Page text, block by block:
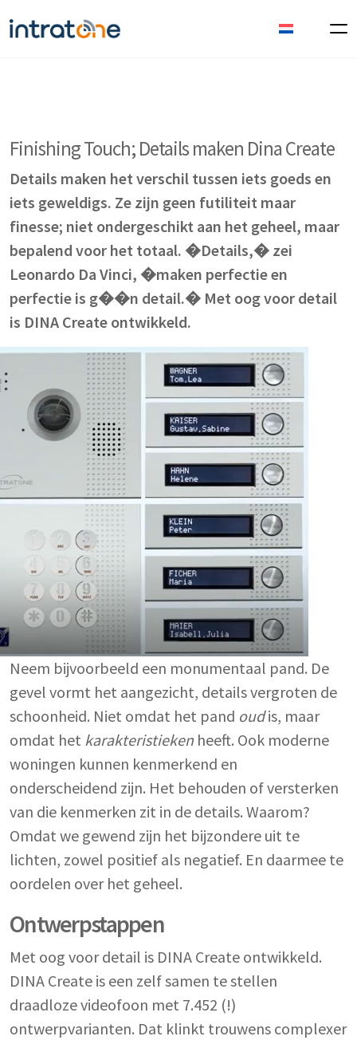
Finishing Touch; Details maken Dina Create
Details maken het verschil tussen iets goeds en
iets geweldigs. Ze zijn geen futiliteit maar
finesse; niet ondergeschikt aan het geheel, maar
bepalend voor het totaal. �Details,� zei
Leonardo Da Vinci, �maken perfectie en
perfectie is g��n detail.� Met oog voor detail
is DINA Create ontwikkeld.
Neem bijvoorbeeld een monumentaal pand. De
gevel vormt het aangezicht, details vergroten de
schoonheid. Niet omdat het pand oudis, maar
omdat het karakteristieken heeft. Ook moderne
woningen kunnen kenmerkend en
onderscheidend zijn. Het behouden of versterken
van die kenmerken zit in de details. Waarom?
Omdat we gewend zijn het bijzondere uit te
lichten, zowel positief als negatief. En daarmee te
oordelen over het geheel.
Ontwerpstappen
Met oog voor detail is DINA Create ontwikkeld.
DINA Create is een zelf samen te stellen
draadloze videofoon met 7.452 (!)
ontwerpvarianten. Dat klinkt trouwens complexer